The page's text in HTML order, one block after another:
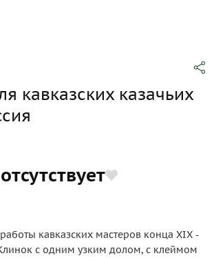
кавказских казачьих
кавказских мастеров конца XIX -
с одним узким долом, с клеймом